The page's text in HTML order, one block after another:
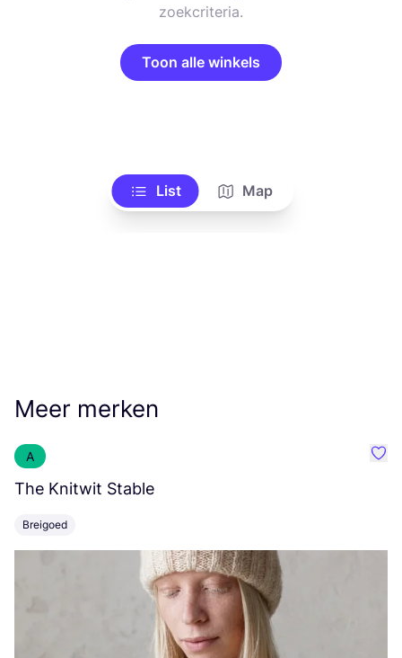
zoekcriteria.
Toon alle winkels
List Map
Meer merken
A
The Knitwit Stable
Breigoed